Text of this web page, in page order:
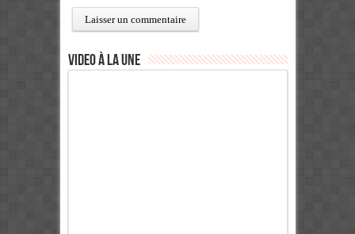
Video à la Une